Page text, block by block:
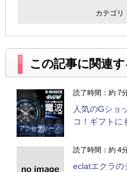
カテゴリ
この記事に関連
アクセサリー／
時計
読了時間：約 7
人気のGショ
コ！ギフトに
読了時間：約 4
eclatエクラの